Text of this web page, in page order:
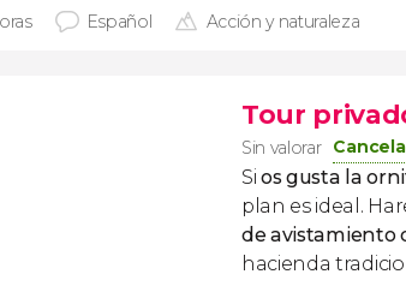
Español Acción y naturaleza
Tour
Sin valorar
Sios gusta la
plan es ideal.
de avistamiento
hacienda